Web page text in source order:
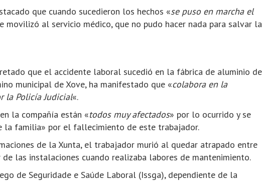
que cuando sucedieron los hechos «se puso en marcha el
movilizó al servicio médico, que no pudo hacer nada para salvar la
que el accidente laboral sucedió en la fábrica de aluminio de
municipal de Xove, ha manifestado que «colabora en la
la Policía Judicial«.
la compañía están «todos muy afectados» por lo ocurrido y se
la familia» por el fallecimiento de este trabajador.
de la Xunta, el trabajador murió al quedar atrapado entre
las instalaciones cuando realizaba labores de mantenimiento.
de Seguridade e Saúde Laboral (Issga), dependiente de la